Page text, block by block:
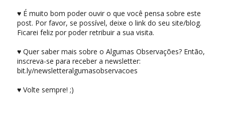
♥ É muito bom poder ouvir o que você pensa sobre este
post. Por favor, se possível, deixe o link do seu site/blog.
Ficarei feliz por poder retribuir a sua visita.
♥ Quer saber mais sobre o Algumas Observações? Então,
inscreva-se para receber a newsletter:
bit.ly/newsletteralgumasobservacoes
♥ Volte sempre! ;)